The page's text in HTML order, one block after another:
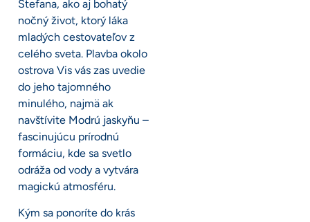
Štefana, ako aj bohatý
nočný život, ktorý láka
mladých cestovateľov z
celého sveta. Plavba okolo
ostrova Vis vás zas uvedie
do jeho tajomného
minulého, najmä ak
navštívite Modrú jaskyňu –
fascinujúcu prírodnú
formáciu, kde sa svetlo
odráža od vody a vytvára
magickú atmosféru.
Kým sa ponoríte do krás